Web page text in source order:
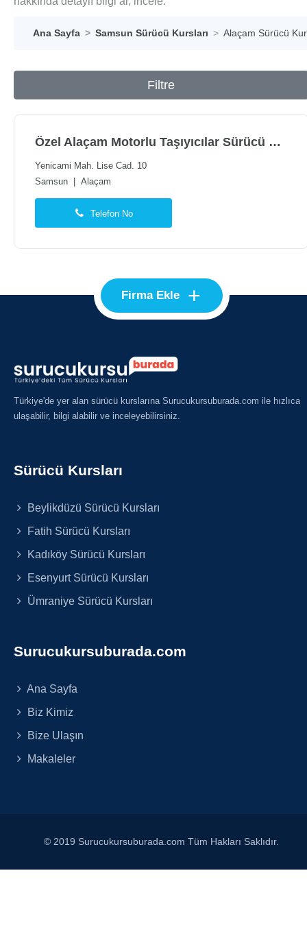
Ana Sayfa Samsun Sürücü Kursları Alaçam Sürücü
Filtre
Özel Alaçam Motorlu Taşıyıcılar Sürücü Kursu
Yenicami Mah. Lise Cad. 10
Samsun
Alaçam
Telefon No
Firma Ekle +
Türkiye'de yer alan sürücü kurslarına Surucukursuburada.com ile hızlıca
ulaşabilir, bilgi alabilir ve inceleyebilirsiniz.
Sürücü Kursları
Beylikdüzü Sürücü Kursları
Fatih Sürücü Kursları
Kadıköy Sürücü Kursları
Esenyurt Sürücü Kursları
Ümraniye Sürücü Kursları
Surucukursuburada.com
Ana Sayfa
Biz Kimiz
Bize Ulaşın
Makaleler
© 2019 Surucukursuburada.com Tüm Hakları Saklıdır.